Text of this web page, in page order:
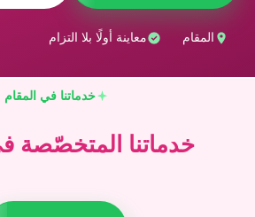
المقام معاينة أولًا بلا التزام
خدماتنا في المقام
خدماتنا المتخصّصة